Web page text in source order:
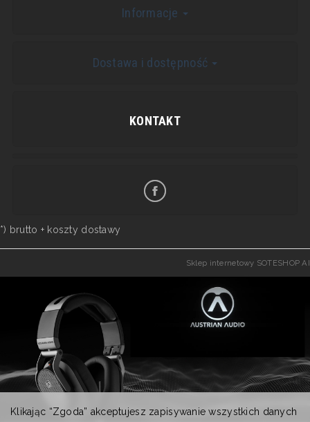
Informacje
Dostawa i dostępność
KONTAKT
*) brutto + koszty dostawy
Sklep internetowy SOTESHOP AI
Klikając “Zgoda” akceptujesz zapisywanie wszystkich danych